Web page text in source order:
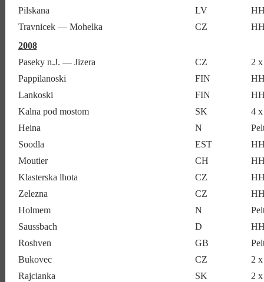
Pilskana
LV
Travnicek — Mohelka
CZ
2008
Paseky n.J. — Jizera
CZ
2
Pappilanoski
FIN
Lankoski
FIN
Kalna pod mostom
SK
4
Heina
N
Soodla
EST
Moutier
CH
Klasterska lhota
CZ
Zelezna
CZ
Holmem
N
Saussbach
D
Roshven
GB
Bukovec
CZ
2
Rajcianka
SK
2